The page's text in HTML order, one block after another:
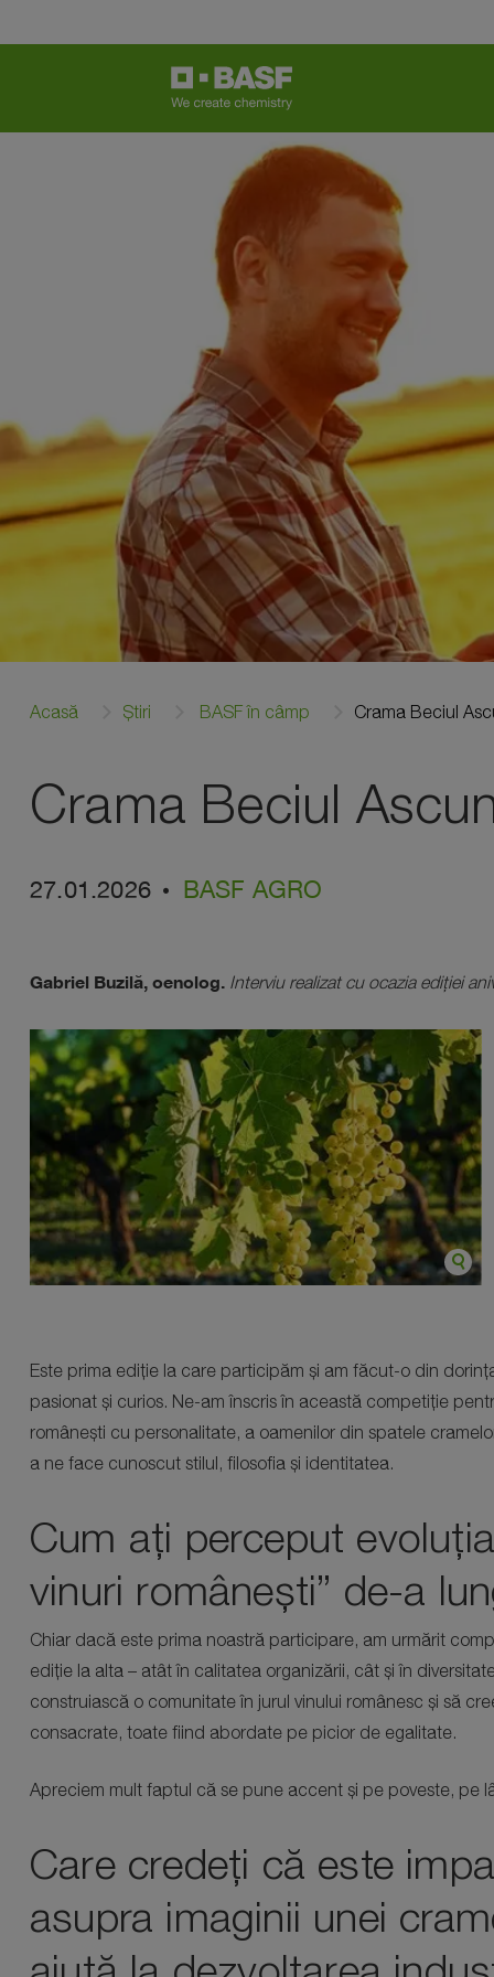
Acasă Știri BASF în câmp Crama Beciul
Crama Beciul
27.01.2026 BASF AGRO
Gabriel Buzilă, oenolog. Interviu realizat cu ocazia ediției
Este prima ediție la care participăm și am făcut-o din
pasionat și curios. Ne-am înscris în această competiție
românești cu personalitate, a oamenilor din spatele
a ne face cunoscut stilul, filosofia și identitatea.
Cum ați perceput
vinuri românești” de-a
Chiar dacă este prima noastră participare, am urmărit
ediție la alta – atât în calitatea organizării, cât și în
construiască o comunitate în jurul vinului românesc și să
consacrate, toate fiind abordate pe picior de egalitate.
Apreciem mult faptul că se pune accent și pe poveste, pe
Care credeți că este
asupra imaginii unei